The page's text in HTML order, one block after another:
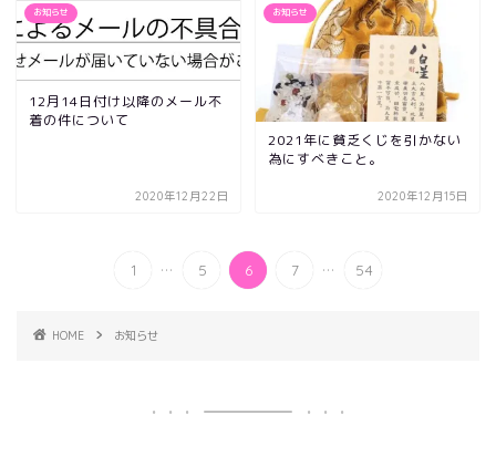
お知らせ
12月14日付け以降のメール不
着の件について
2020年12月22日
お知らせ
2021年に貧乏くじを引かない
為にすべきこと。
2020年12月15日
1 ... 5 6 7 ... 54
HOME お知らせ